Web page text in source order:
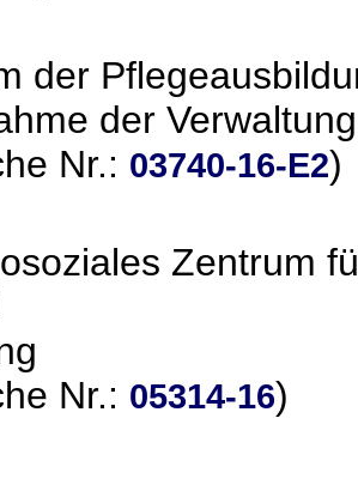
der
der Verwaltung
Nr.: 03740-16-E2)
Zentrum
Nr.: 05314-16)